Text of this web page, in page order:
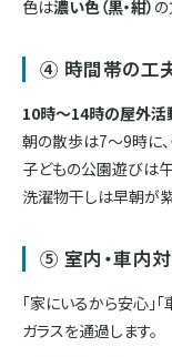
色は濃い色（黒・紺）
④ 時間帯の工
10時〜14時の屋外活
朝の散歩は7〜9時に
子どもの公園遊びは
洗濯物干しは早朝が
⑤ 室内・車内対
「家にいるから安心」
ガラスを通過します。